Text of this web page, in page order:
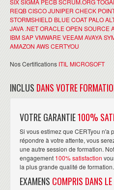
REQBCISCOJUNIPER CHECK
STORMSHIELD BLUE COAT PALO
JAVA .NETORACLEOPEN SOURCE
IBMSAPVMWAREVEEAMAVAYA
AMAZON AWSCERTYOU
Nos Certifications ITIL MICROSOFT
INCLUS DANS VOTRE
VOTRE GARANTIE100%
Si vous estimez que CERTyou n'a
répondre à votre attente, vous
une autre session de formation.
engagement 100% satisfaction
la plus grande qualité de formation.
EXAMENS COMPRIS DANS